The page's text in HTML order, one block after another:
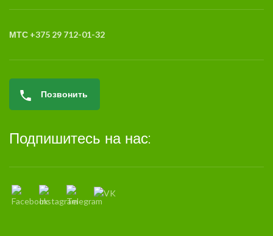
МТС +375 29 712-01-32
Позвонить
Подпишитесь на нас: